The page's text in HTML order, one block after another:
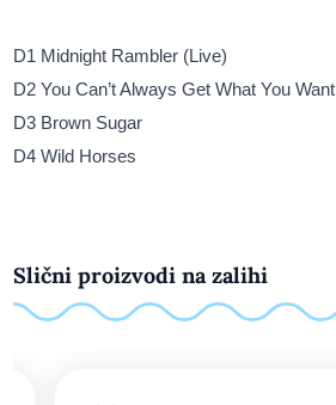
D1 Midnight Rambler (Live)
D2 You Can’t Always Get What You Want
D3 Brown Sugar
D4 Wild Horses
Slični proizvodi na zalihi